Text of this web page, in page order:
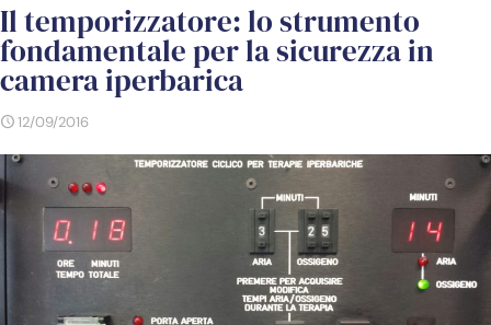
Il temporizzatore: lo strumento
fondamentale per la sicurezza in
camera iperbarica
12/09/2016